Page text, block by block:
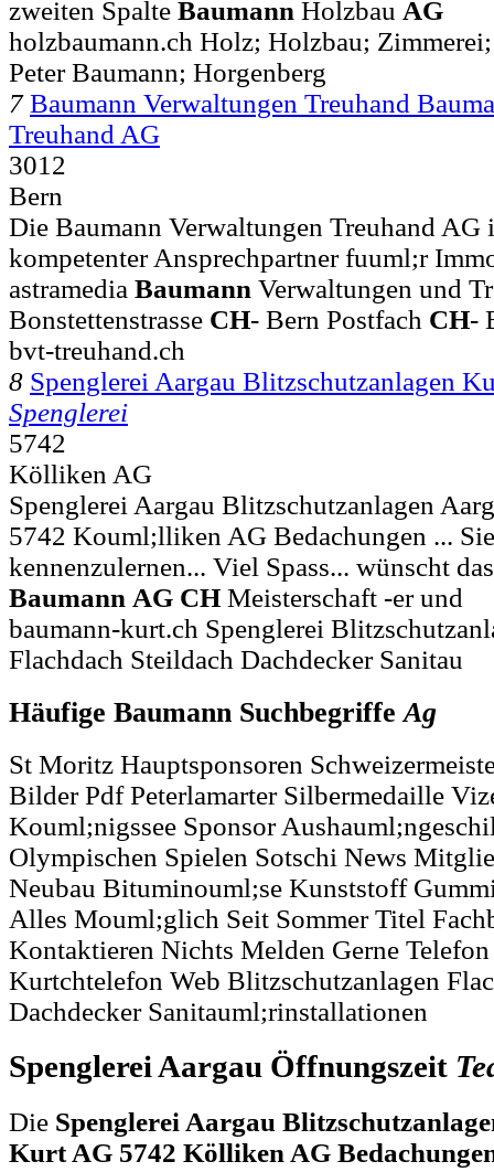
zweiten Spalte Baumann Holzbau AG
holzbaumann.ch Holz; Holzbau;
Peter Baumann; Horgenberg
7 Baumann Verwaltungen Treuhand
Treuhand AG
3012
Bern
Die Baumann Verwaltungen Treuhand AG
kompetenter Ansprechpartner fuuml;r
astramedia Baumann Verwaltungen und
Bonstettenstrasse CH- Bern Postfach CH-
bvt-treuhand.ch
8 Spenglerei Aargau Blitzschutzanlagen
Spenglerei
5742
Kölliken AG
Spenglerei Aargau Blitzschutzanlagen
5742 Kouml;lliken AG Bedachungen ...
kennenzulernen... Viel Spass... wünscht
Baumann AG CH Meisterschaft -er und
baumann-kurt.ch Spenglerei
Flachdach Steildach Dachdecker Sanitau
Häufige Baumann SuchbegriffeAg
St Moritz Hauptsponsoren
Bilder Pdf Peterlamarter Silbermedaille
Kouml;nigssee Sponsor
Olympischen Spielen Sotschi News
Neubau Bituminouml;se Kunststoff
Alles Mouml;glich Seit Sommer Titel
Kontaktieren Nichts Melden Gerne
Kurtchtelefon Web Blitzschutzanlagen
Dachdecker Sanitauml;rinstallationen
Spenglerei Aargau Öffnungszeit
Die Spenglerei Aargau
Kurt AG 5742 Kölliken AG